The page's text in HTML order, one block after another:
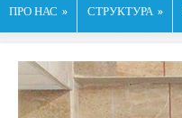
ПРО НАС » СТРУКТУРА »